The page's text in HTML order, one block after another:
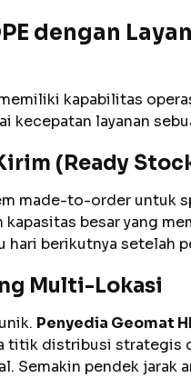
dengan
kapabilitas
kecepatan layanan
(Ready
made-to-order untuk
besar yang
hari berikutnya setelah
Multi-Lokasi
Penyedia Geomat
titik distribusi strategis
Semakin pendek jarak